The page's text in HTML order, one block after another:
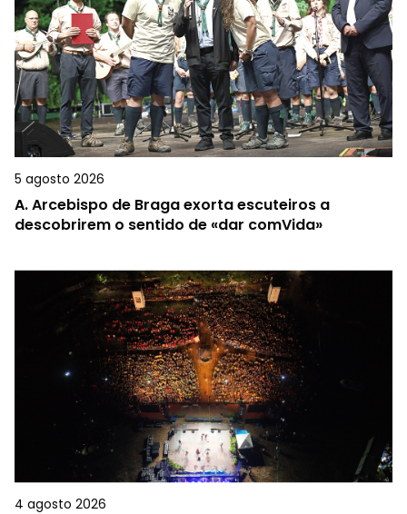
5 agosto 2026
A.Arcebispo de Braga exorta escuteiros a
descobrirem o sentido de «dar comVida»
4 agosto 2026